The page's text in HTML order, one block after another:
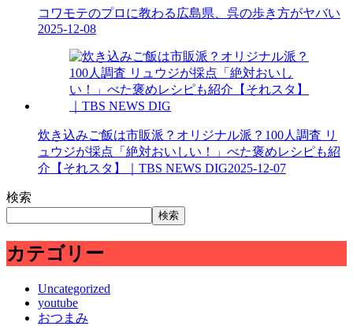
コワモテのプロに教わる広島県、呉の歩き方がヤバい
2025-12-08
炊き込みご飯は市販派？オリジナル派？100人調査 リ
ュウジが採点「絶対おいしい！」べた褒めレシピも紹
介【それスタ】｜TBS NEWS DIG2025-12-07
検索
検索
カテゴリー
Uncategorized
youtube
おつまみ